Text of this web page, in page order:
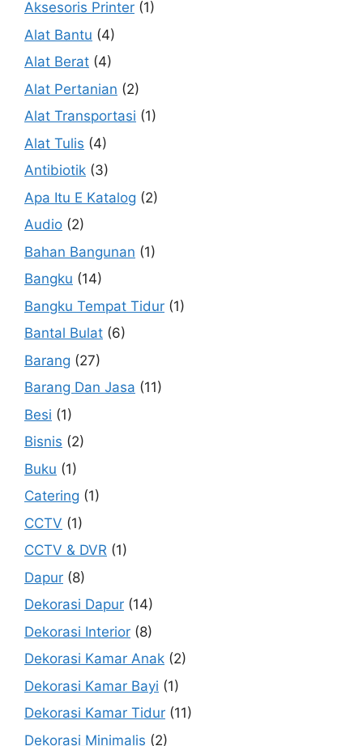
Aksesoris Printer (1)
Alat Bantu (4)
Alat Berat (4)
Alat Pertanian (2)
Alat Transportasi (1)
Alat Tulis (4)
Antibiotik (3)
Apa Itu E Katalog (2)
Audio (2)
Bahan Bangunan (1)
Bangku (14)
Bangku Tempat Tidur (1)
Bantal Bulat (6)
Barang (27)
Barang Dan Jasa (11)
Besi (1)
Bisnis (2)
Buku (1)
Catering (1)
CCTV (1)
CCTV & DVR (1)
Dapur (8)
Dekorasi Dapur (14)
Dekorasi Interior (8)
Dekorasi Kamar Anak (2)
Dekorasi Kamar Bayi (1)
Dekorasi Kamar Tidur (11)
Dekorasi Minimalis (2)